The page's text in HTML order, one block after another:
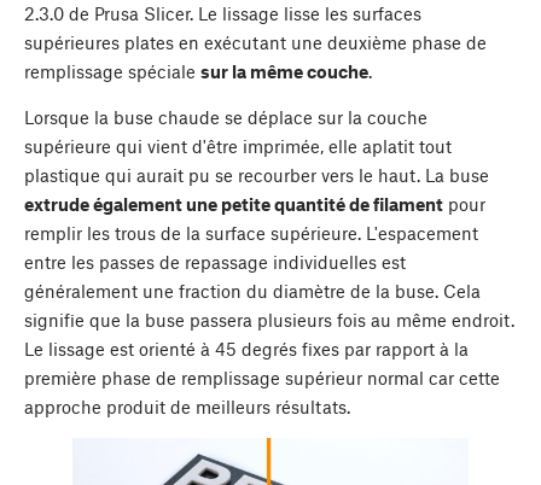
2.3.0 de Prusa Slicer. Le lissage lisse les surfaces
supérieures plates en exécutant une deuxième phase de
remplissage spéciale sur la même couche.
Lorsque la buse chaude se déplace sur la couche
supérieure qui vient d'être imprimée, elle aplatit tout
plastique qui aurait pu se recourber vers le haut. La buse
extrude également une petite quantité de filament pour
remplir les trous de la surface supérieure. L'espacement
entre les passes de repassage individuelles est
généralement une fraction du diamètre de la buse. Cela
signifie que la buse passera plusieurs fois au même endroit.
Le lissage est orienté à 45 degrés fixes par rapport à la
première phase de remplissage supérieur normal car cette
approche produit de meilleurs résultats.